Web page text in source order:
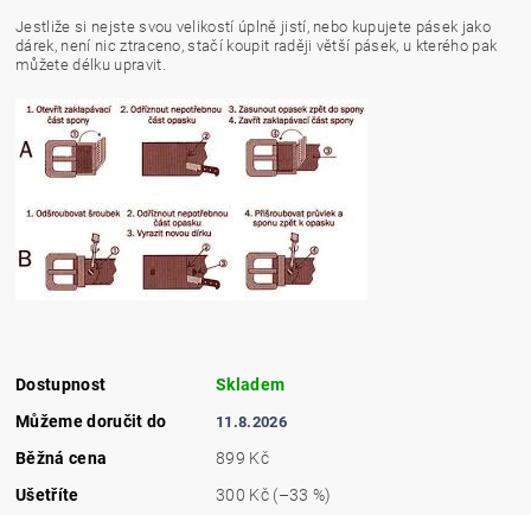
Jestliže si nejste svou velikostí úplně jistí, nebo kupujete pásek jako
dárek, není nic ztraceno, stačí koupit raději větší pásek, u kterého pak
můžete délku upravit.
Dostupnost
Skladem
Můžeme doručit do
11.8.2026
Běžná cena
899 Kč
Ušetříte
300 Kč (–33 %)